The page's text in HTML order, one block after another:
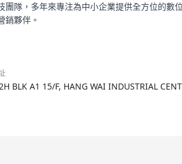
隊，多年來專注為中小企業提供全方位的
銷夥伴。
BLK A1 15/F, HANG WAI INDUSTRIAL